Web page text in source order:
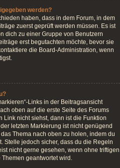
werden?
haben, dass in dem Forum, in dem
zuerst geprüft werden müssen. Es ist
dich zu einer Gruppe von Benutzern
erst begutachten möchte, bevor sie
die Board-Administration, wenn
Links in der Beitragsansicht
oben auf die erste Seite des Forums
Link nicht siehst, dann ist die Funktion
letzten Markierung ist nicht genügend
Thema nach oben zu holen, indem du
Stelle jedoch sicher, dass du die Regeln
nicht gerne gesehen, wenn ohne triftigen
geantwortet wird.